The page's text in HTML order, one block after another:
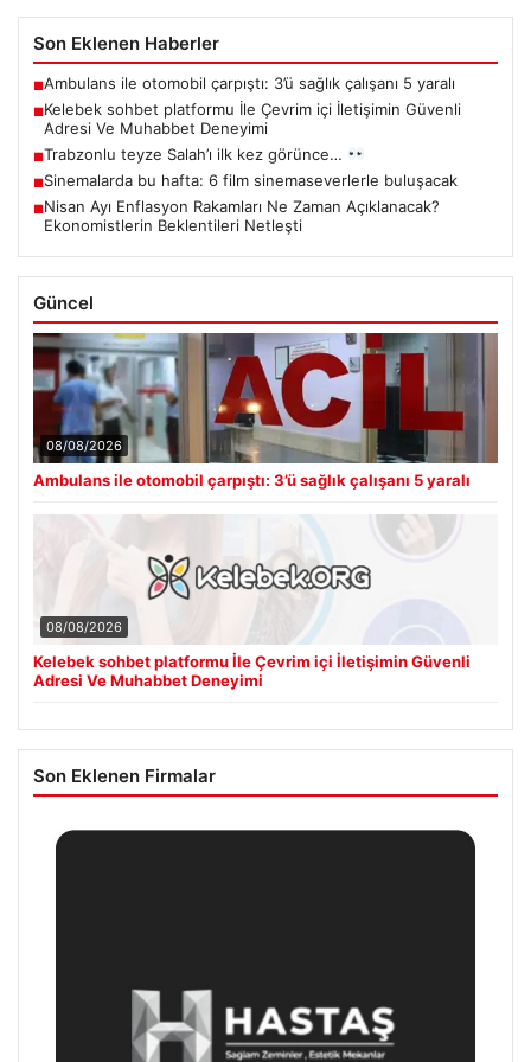
Son Eklenen Haberler
■Ambulans ile otomobil çarpıştı: 3’ü sağlık çalışanı 5 yaralı
■Kelebek sohbet platformu İle Çevrim içi İletişimin Güvenli
Adresi Ve Muhabbet Deneyimi
■Trabzonlu teyze Salah’ı ilk kez görünce…
■Sinemalarda bu hafta: 6 film sinemaseverlerle buluşacak
■Nisan Ayı Enflasyon Rakamları Ne Zaman Açıklanacak?
Ekonomistlerin Beklentileri Netleşti
Güncel
08/08/2026
Ambulans ile otomobil çarpıştı: 3’ü sağlık çalışanı 5 yaralı
08/08/2026
Kelebek sohbet platformu İle Çevrim içi İletişimin Güvenli
Adresi Ve Muhabbet Deneyimi
Son Eklenen Firmalar